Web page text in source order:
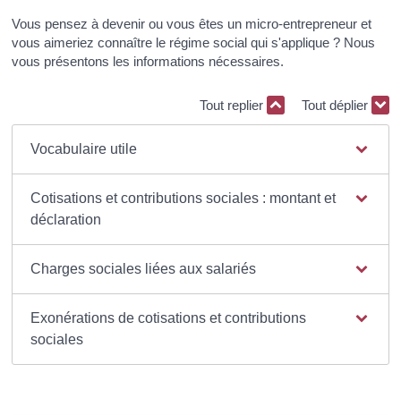
Vous pensez à devenir ou vous êtes un micro-entrepreneur et
vous aimeriez connaître le régime social qui s'applique ? Nous
vous présentons les informations nécessaires.
Tout replier Tout déplier
Vocabulaire utile
Cotisations et contributions sociales : montant et
déclaration
Charges sociales liées aux salariés
Exonérations de cotisations et contributions
sociales